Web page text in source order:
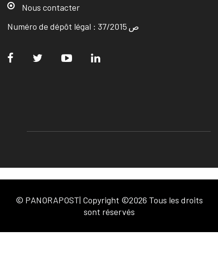
Nous contacter
Numéro de dépôt légal : ص 37/2015
© PANORAPOST| Copyright ©2026 Tous les droits
sont réservés